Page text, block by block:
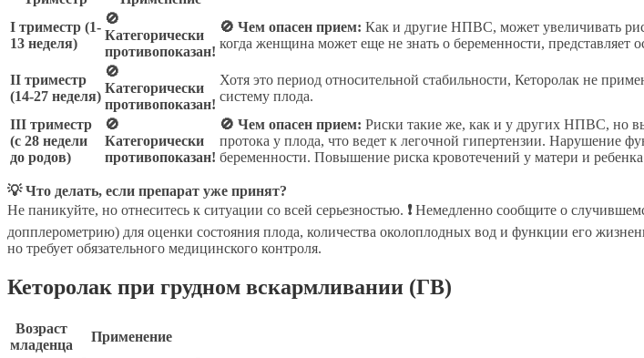
I триместр (1-
13 неделя)
🚫
Категорически
противопоказан!
🚫 Чем опасен прием: Как и другие НПВС, может увеличивать
когда женщина может еще не знать о беременности, представляет
II триместр
(14-27 неделя)
🚫
Категорически
противопоказан!
Хотя это период относительной стабильности, Кеторолак не
систему плода.
III триместр
(с 28 недели
до родов)
🚫
Категорически
противопоказан!
🚫 Чем опасен прием: Риски такие же, как и у других НПВС, но
протока у плода, что ведет к легочной гипертензии. Нарушение
беременности. Повышение риска кровотечений у матери и
💡 Что делать, если препарат уже принят?
Не паникуйте, но отнеситесь к ситуации со всей серьезностью. ❗Немедленно сообщите о
допплерометрию) для оценки состояния плода, количества околоплодных вод и функции его
но требует обязательного медицинского контроля.
Кеторолак при грудном вскармливании (ГВ)
Возраст
младенца
Применение